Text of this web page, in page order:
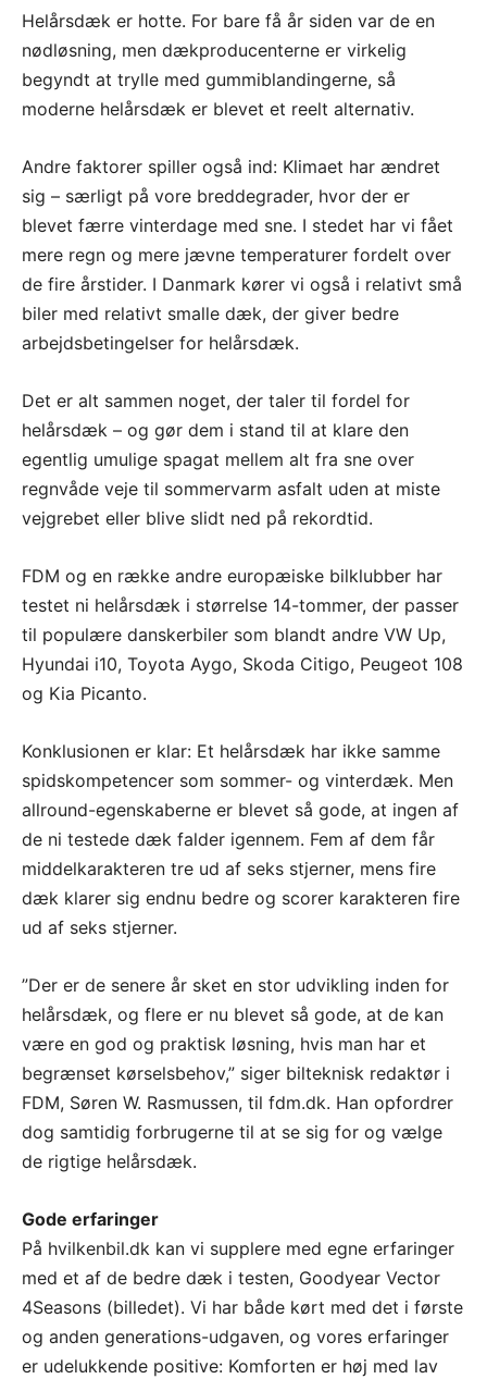
Helårsdæk er hotte. For bare få år siden var de en
nødløsning, men dækproducenterne er virkelig
begyndt at trylle med gummiblandingerne, så
moderne helårsdæk er blevet et reelt alternativ.
Andre faktorer spiller også ind: Klimaet har ændret
sig – særligt på vore breddegrader, hvor der er
blevet færre vinterdage med sne. I stedet har vi fået
mere regn og mere jævne temperaturer fordelt over
de fire årstider. I Danmark kører vi også i relativt små
biler med relativt smalle dæk, der giver bedre
arbejdsbetingelser for helårsdæk.
Det er alt sammen noget, der taler til fordel for
helårsdæk – og gør dem i stand til at klare den
egentlig umulige spagat mellem alt fra sne over
regnvåde veje til sommervarm asfalt uden at miste
vejgrebet eller blive slidt ned på rekordtid.
FDM og en række andre europæiske bilklubber har
testet ni helårsdæk i størrelse 14-tommer, der passer
til populære danskerbiler som blandt andre VW Up,
Hyundai i10, Toyota Aygo, Skoda Citigo, Peugeot 108
og Kia Picanto.
Konklusionen er klar: Et helårsdæk har ikke samme
spidskompetencer som sommer- og vinterdæk. Men
allround-egenskaberne er blevet så gode, at ingen af
de ni testede dæk falder igennem. Fem af dem får
middelkarakteren tre ud af seks stjerner, mens fire
dæk klarer sig endnu bedre og scorer karakteren fire
ud af seks stjerner.
”Der er de senere år sket en stor udvikling inden for
helårsdæk, og flere er nu blevet så gode, at de kan
være en god og praktisk løsning, hvis man har et
begrænset kørselsbehov,” siger bilteknisk redaktør i
FDM, Søren W. Rasmussen, til fdm.dk. Han opfordrer
dog samtidig forbrugerne til at se sig for og vælge
de rigtige helårsdæk.
Gode erfaringer
På hvilkenbil.dk kan vi supplere med egne erfaringer
med et af de bedre dæk i testen, Goodyear Vector
4Seasons (billedet). Vi har både kørt med det i første
og anden generations-udgaven, og vores erfaringer
er udelukkende positive: Komforten er høj med lav